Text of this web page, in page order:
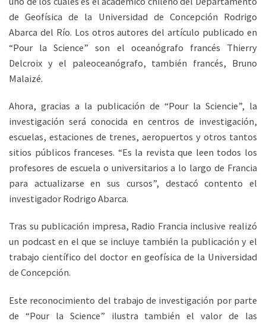
de Geofísica de la Universidad de Concepción Rodrigo
Abarca del Río. Los otros autores del artículo publicado en
“Pour la Science” son el oceanógrafo francés Thierry
Delcroix y el paleoceanógrafo, también francés, Bruno
Malaizé.
Ahora, gracias a la publicación de “Pour la Sciencie”, la
investigación será conocida en centros de investigación,
escuelas, estaciones de trenes, aeropuertos y otros tantos
sitios públicos franceses. “Es la revista que leen todos los
profesores de escuela o universitarios a lo largo de Francia
para actualizarse en sus cursos”, destacó contento el
investigador Rodrigo Abarca.
Tras su publicación impresa, Radio Francia inclusive realizó
un podcast en el que se incluye también la publicación y el
trabajo científico del doctor en geofísica de la Universidad
de Concepción.
Este reconocimiento del trabajo de investigación por parte
de “Pour la Science” ilustra también el valor de las